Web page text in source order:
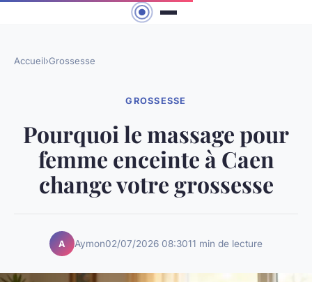
Accueil›Grossesse
GROSSESSE
Pourquoi le massage pour
femme enceinte à Caen
change votre grossesse
A Aymon02/07/2026 08:3011 min de lecture